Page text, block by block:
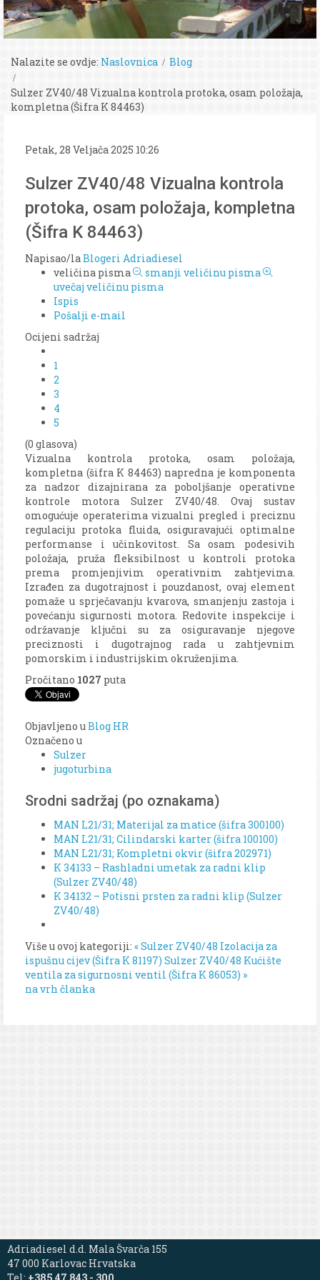
Nalazite se ovdje: Naslovnica Blog
Sulzer ZV40/48 Vizualna kontrola protoka, osam položaja,
kompletna (Šifra K 84463)
Petak, 28 Veljača 2025 10:26
Sulzer ZV40/48 Vizualna kontrola
protoka, osam položaja, kompletna
(Šifra K 84463)
Napisao/la Blogeri Adriadiesel
veličina pisma
smanji veličinu pisma
uvečaj veličinu pisma
Ispis
Pošalji e-mail
Ocijeni sadržaj
1
2
3
4
5
(0 glasova)
Vizualna kontrola protoka, osam položaja,
kompletna (šifra K 84463) napredna je komponenta
za nadzor dizajnirana za poboljšanje operativne
kontrole motora Sulzer ZV40/48. Ovaj sustav
omogućuje operaterima vizualni pregled i preciznu
regulaciju protoka fluida, osiguravajući optimalne
performanse i učinkovitost. Sa osam podesivih
položaja, pruža fleksibilnost u kontroli protoka
prema promjenjivim operativnim zahtjevima.
Izrađen za dugotrajnost i pouzdanost, ovaj element
pomaže u sprječavanju kvarova, smanjenju zastoja i
povećanju sigurnosti motora. Redovite inspekcije i
održavanje ključni su za osiguravanje njegove
preciznosti i dugotrajnog rada u zahtjevnim
pomorskim i industrijskim okruženjima.
Pročitano 1027 puta
Objavljeno uBlog HR
Označeno u
Sulzer
jugoturbina
Srodni sadržaj (po oznakama)
MAN L21/31; Materijal za matice (šifra 300100)
MAN L21/31; Cilindarski karter (šifra 100100)
MAN L21/31; Kompletni okvir (šifra 202971)
K 34133 – Rashladni umetak za radni klip
(Sulzer ZV40/48)
K 34132 – Potisni prsten za radni klip (Sulzer
ZV40/48)
Više u ovoj kategoriji: « Sulzer ZV40/48 Izolacija za
ispušnu cijev (Šifra K 81197) Sulzer ZV40/48 Kućište
ventila za sigurnosni ventil (Šifra K 86053) »
na vrh članka
Adriadiesel d.d. Mala Švarča 155
47 000 Karlovac Hrvatska
Tel: +385 47 843 - 300